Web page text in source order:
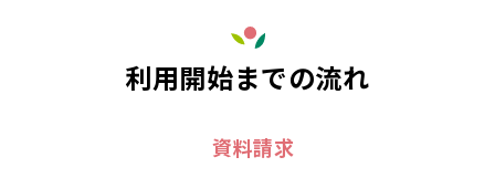
利用開始までの流れ
資料請求